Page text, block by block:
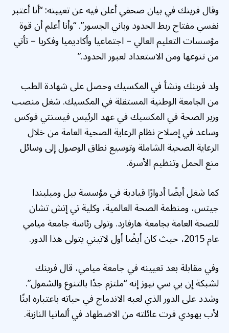
وقال فرينك في بيان صحفي أعلن فيه عن تعيينه: “أنا أعتبر
نفسي مفتاح ربط الحدود وباني الجسور”. “وأنا أعلم أن قوة
مؤسسات التعليم العالي – اجتماعيا وأكاديميا وفكريا – تأتي
من تنوعها ومن الاستعداد لعبور الحدود.”
ولد فرينك ونشأ في المكسيك وحصل على شهادة الطب
من الجامعة الوطنية المستقلة في المكسيك. شغل منصب
وزير الصحة في المكسيك في عهد الرئيس فيسنتي فوكس
وساعد في إصلاح نظام الرعاية الصحية العامة من خلال
الرعاية الصحية الشاملة وتوسيع نطاق الوصول إلى وسائل
منع الحمل وتنظيم الأسرة.
كما شغل أيضًا أدوارًا قيادية في مؤسسة بيل وميليندا
جيتس، ومنظمة الصحة العالمية، وكلية تي إتش تشان
للصحة العامة بجامعة هارفارد. وتولى رئاسة جامعة ميامي
عام 2015، حيث كان أيضًا أول لاتيني يتولى هذا الدور.
وفي مقابلة بعد تعيينه في جامعة ميامي، قال فرينك
لشبكة إن بي سي نيوز إنه “ملتزم جدًا بالتنوع والشمول”.
وشدد على الدور الذي لعبه الاندماج في حياته باعتباره ابنًا
لأب يهودي فرت عائلته من الاضطهاد في ألمانيا النازية.